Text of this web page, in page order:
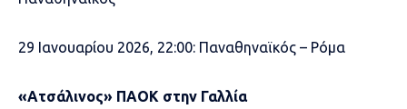
29 Ιανουαρίου 2026, 22:00: Παναθηναϊκός – Ρόμα
«Ατσάλινος» ΠΑΟΚ στην Γαλλία